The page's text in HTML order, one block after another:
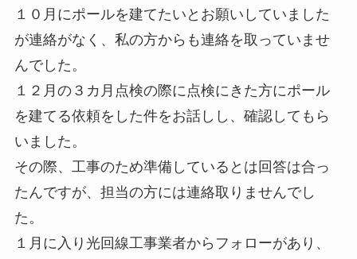
１０月にポールを建てたいとお願いしていました
が連絡がなく、私の方からも連絡を取っていませ
んでした。
１２月の３カ月点検の際に点検にきた方にポール
を建てる依頼をした件をお話しし、確認してもら
いました。
その際、工事のため準備しているとは回答は合っ
たんですが、担当の方には連絡取りませんでし
た。
１月に入り光回線工事業者からフォローがあり、